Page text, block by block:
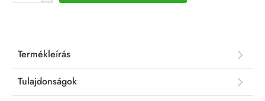
Termékleírás
Tulajdonságok